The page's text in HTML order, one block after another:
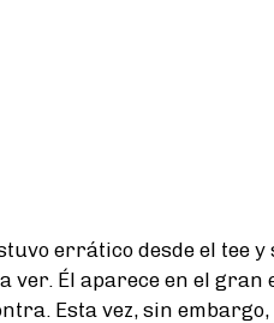
errático desde el tee
ver. Él aparece en el
Esta vez, sin